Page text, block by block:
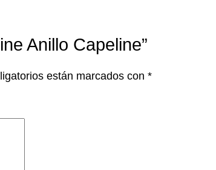
Anillo Capeline”
están marcados con *